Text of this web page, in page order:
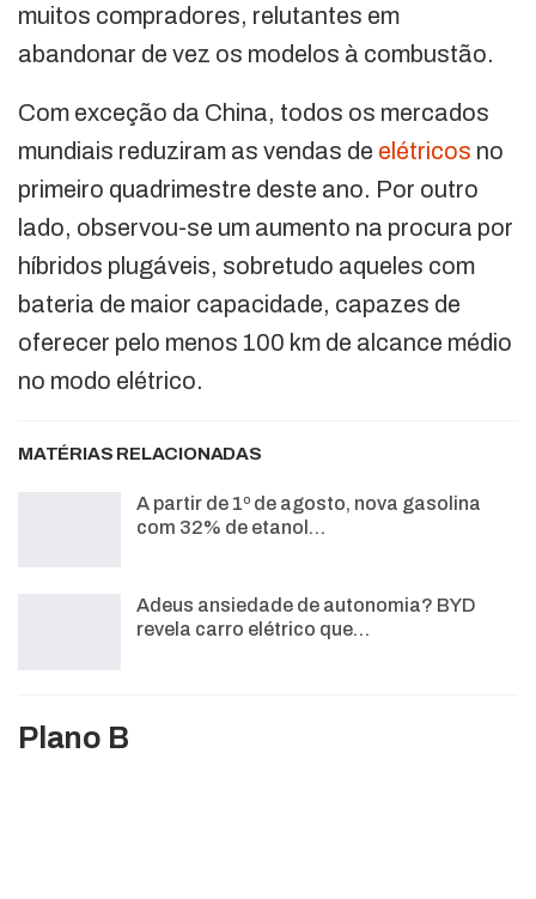
muitos compradores, relutantes em
abandonar de vez os modelos à combustão.
Com exceção da China, todos os mercados
mundiais reduziram as vendas de elétricos no
primeiro quadrimestre deste ano. Por outro
lado, observou-se um aumento na procura por
híbridos plugáveis, sobretudo aqueles com
bateria de maior capacidade, capazes de
oferecer pelo menos 100 km de alcance médio
no modo elétrico.
MATÉRIAS RELACIONADAS
A partir de 1º de agosto, nova gasolina
com 32% de etanol…
Adeus ansiedade de autonomia? BYD
revela carro elétrico que…
Plano B